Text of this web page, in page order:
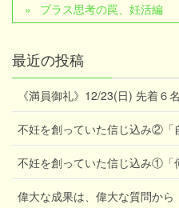
プラス思考の罠、妊活編
最近の投稿
《満員御礼》12/23(日) 先着６
不妊を創っていた信じ込み②「
不妊を創っていた信じ込み①「
偉大な成果は、偉大な質問から